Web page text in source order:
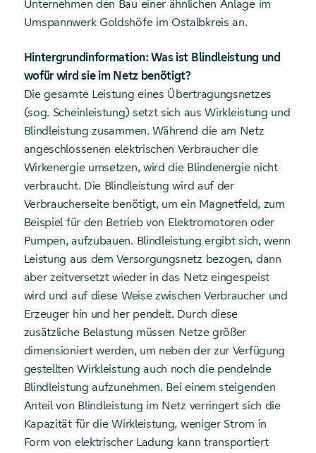
Unternehmen den Bau einer ähnlichen Anlage im
Umspannwerk Goldshöfe im Ostalbkreis an.
Hintergrundinformation: Was ist Blindleistung und
wofür wird sie im Netz benötigt?
Die gesamte Leistung eines Übertragungsnetzes
(sog. Scheinleistung) setzt sich aus Wirkleistung und
Blindleistung zusammen. Während die am Netz
angeschlossenen elektrischen Verbraucher die
Wirkenergie umsetzen, wird die Blindenergie nicht
verbraucht. Die Blindleistung wird auf der
Verbraucherseite benötigt, um ein Magnetfeld, zum
Beispiel für den Betrieb von Elektromotoren oder
Pumpen, aufzubauen. Blindleistung ergibt sich, wenn
Leistung aus dem Versorgungsnetz bezogen, dann
aber zeitversetzt wieder in das Netz eingespeist
wird und auf diese Weise zwischen Verbraucher und
Erzeuger hin und her pendelt. Durch diese
zusätzliche Belastung müssen Netze größer
dimensioniert werden, um neben der zur Verfügung
gestellten Wirkleistung auch noch die pendelnde
Blindleistung aufzunehmen. Bei einem steigenden
Anteil von Blindleistung im Netz verringert sich die
Kapazität für die Wirkleistung, weniger Strom in
Form von elektrischer Ladung kann transportiert